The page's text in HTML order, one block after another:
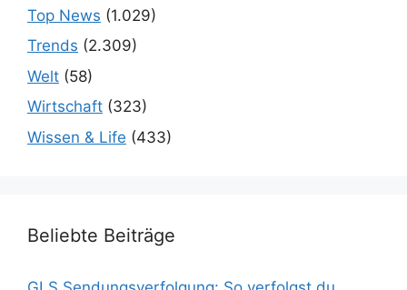
Top News (1.029)
Trends (2.309)
Welt (58)
Wirtschaft (323)
Wissen & Life (433)
Beliebte Beiträge